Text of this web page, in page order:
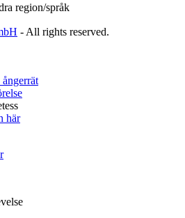
region/språk
- All rights reserved.
här